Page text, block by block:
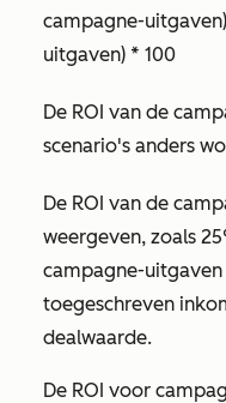
campagne-
uitgaven) * 100
De ROI van de
scenario's anders
De ROI van de
weergeven, zoals
campagne-
toegeschreven
dealwaarde.
De ROI voor